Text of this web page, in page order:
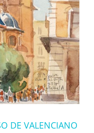
DE VALENCIANO